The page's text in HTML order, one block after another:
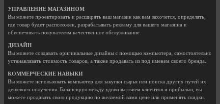
УПРАВЛЕНИЕ МАГАЗИНОМ
Вы можете проектировать и расширять ваш магазин как вам захочется, определять,
где товар будет расположен, разрабатывать рекламу для вашего магазина и
обеспечивать покупателям качественное обслуживание.
ДИЗАЙН
Вы можете создавать оригинальные дизайны с помощью компьютера, самостоятельно
устанавливать стоимость товаров, а также продавать из под именем своего бренда.
КОММЕРЧЕСКИЕ НАВЫКИ
Вы можете использовать компьютер для закупки сырья или поиска других путей их
дешевого получения. Балансируя между удовольствием клиентов и прибылью, вы
можете продавать свою продукцию по желаемой вами цене или применять скидки.